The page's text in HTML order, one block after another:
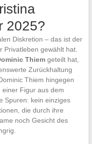
2025?
Diskretion – das ist der
Privatleben gewählt hat.
Thiemgeteilt hat,
Zurückhaltung
Thiem hingegen
, einer Figur aus dem
Spuren: kein einziges
die durch ihre
noch Gesicht des